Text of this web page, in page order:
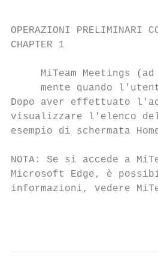
OPERAZIONI PRELIMINARI
CHAPTER 1
MiTeam Meetings
mente quando
Dopo aver effettuato
visualizzare l'elenco
esempio di schermata
NOTA: Se si accede a
Microsoft Edge, è
informazioni, vedere